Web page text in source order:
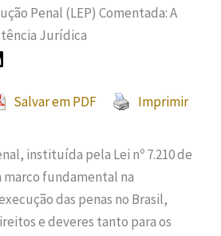
Penal (LEP) Comentada: A
Jurídica
Salvar em PDF
Imprimir
instituída pela Lei nº 7.210 de
marco fundamental na
das penas no Brasil,
e deveres tanto para os